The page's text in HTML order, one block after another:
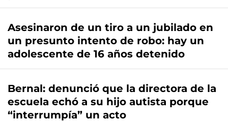
Asesinaron de un tiro a un jubilado en
un presunto intento de robo: hay un
adolescente de 16 años detenido
Bernal: denunció que la directora de la
escuela echó a su hijo autista porque
“interrumpía” un acto